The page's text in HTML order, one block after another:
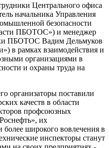
Центрального офиса
начальника Управления
безопасности
ПБОТОС») и менеджер
ПБОТОС Вадим Дельмуков
в рамках взаимодействия и
организациями в
и охраны труда на
организаторы поставили
качеств в области
профсоюзных
их
широкого вовлечения в
инспекторы станут